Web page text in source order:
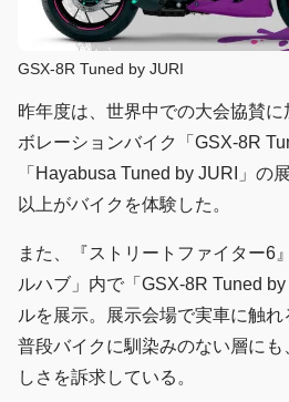
GSX-8R Tuned by JURI
昨年度は、世界中での大会協賛
ボレーションバイク「GSX-8R
「Hayabusa Tuned by JURI」の
以上がバイクを体験した。
また、『ストリートファイター6
ルハブ」内で「GSX-8R Tuned
ルを展示。展示会場で実車に触れ
普段バイクに馴染みのない層に
しさを訴求している。